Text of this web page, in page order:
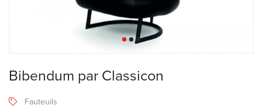
Bibendum par Classicon
Fauteuils